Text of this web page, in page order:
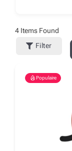
4 Items Found
Filter
Populaire